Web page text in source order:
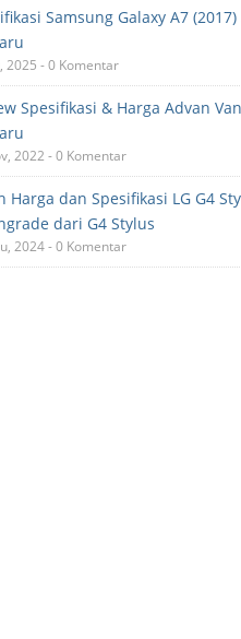
Samsung Galaxy A7
2025 - 0 Komentar
Spesifikasi & Harga Advan
2022 - 0 Komentar
Harga dan Spesifikasi LG G4
dari G4 Stylus
2024 - 0 Komentar